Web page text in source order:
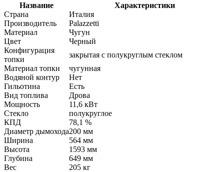
Название
Характеристики
Страна
Италия
Производитель
Palazzetti
Материал
Чугун
Цвет
Черный
Конфигурация
топки
закрытая с полукруглым стеклом
Материал топки
чугунная
Водяной контур
Нет
Гильотина
Есть
Вид топлива
Дрова
Мощность
11,6 кВт
Стекло
полукруглое
КПД
78,1 %
Диаметр дымохода200 мм
Ширина
564 мм
Высота
1593 мм
Глубина
649 мм
Вес
205 кг